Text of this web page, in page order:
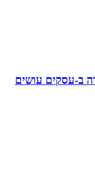
ב-‏עסקים עושים